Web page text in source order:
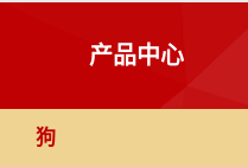
产品中心
狗